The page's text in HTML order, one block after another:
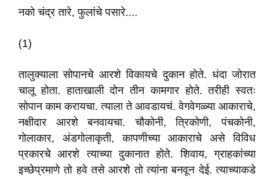
नको चंद्र तारे, फुलांचे पसारे....
(1)
तालुक्याला सोपानचे आरशे विकायचे दुकान होते. धंदा जोरात
चालू होता. हाताखाली दोन तीन कामगार होते. तरीही स्वतः
सोपान काम करायचा. त्याला ते आवडायचं. वेगवेगळ्या आकाराचे,
नक्षीदार आरशे बनवायचा. चौकोनी, त्रिकोणी, पंचकोनी,
गोलाकार, अंडगोलाकृती, कापणीच्या आकाराचे असे विविध
प्रकारचे आरशे त्याच्या दुकानात होते. शिवाय, ग्राहकांच्या
इच्छेप्रमाणे तो हवे तसे आरशे तो त्यांना बनवून देई. त्याच्याकडे